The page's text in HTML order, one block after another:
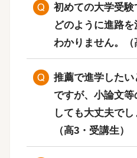
るためには、強
必要です。
初めての大学受験
どのように進路
わかりません。
お子さ
たい）とレベ
設定することで
推薦で進学した
ですが、小論文等
しても大丈夫でし
（高3・受講生）